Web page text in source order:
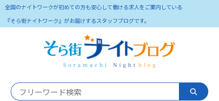
全国のナイトワークが初めての方も安心して働ける求人をご案内している
『そら街ナイトワーク』がお届けするスタッフブログです。